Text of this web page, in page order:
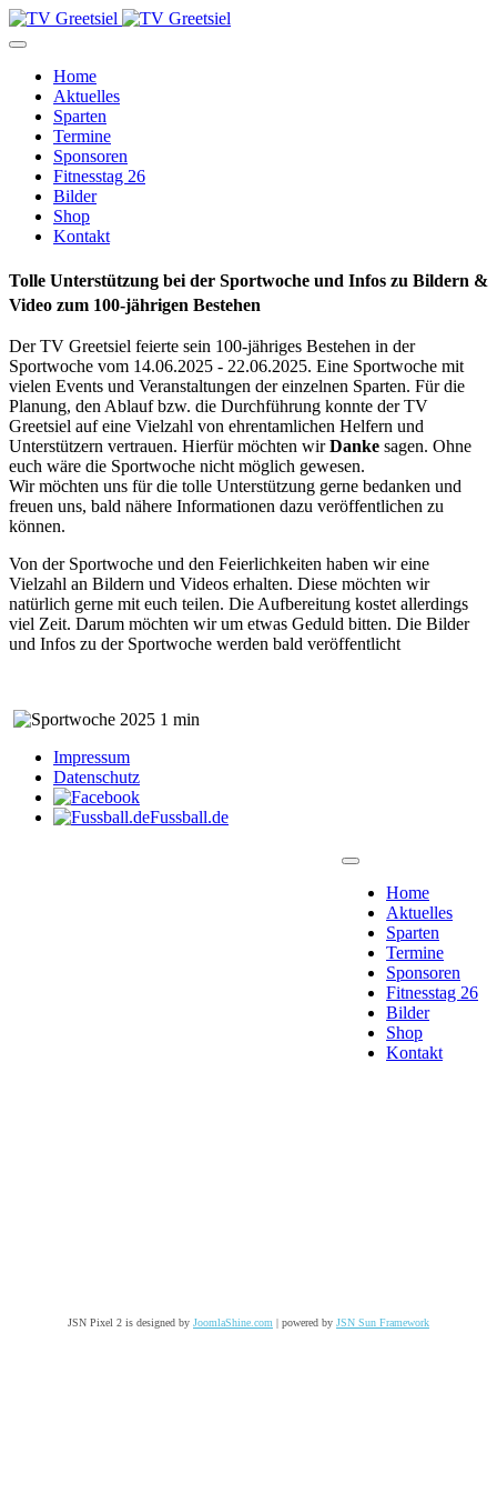
Home
Aktuelles
Sparten
Termine
Sponsoren
Fitnesstag 26
Bilder
Shop
Kontakt
Tolle Unterstützung bei der Sportwoche und Infos zu Bildern &
Video zum 100-jährigen Bestehen
Der TV Greetsiel feierte sein 100-jähriges Bestehen in der
Sportwoche vom 14.06.2025 - 22.06.2025. Eine Sportwoche mit
vielen Events und Veranstaltungen der einzelnen Sparten. Für die
Planung, den Ablauf bzw. die Durchführung konnte der TV
Greetsiel auf eine Vielzahl von ehrentamlichen Helfern und
Unterstützern vertrauen. Hierfür möchten wirDanke sagen. Ohne
euch wäre die Sportwoche nicht möglich gewesen.
Wir möchten uns für die tolle Unterstützung gerne bedanken und
freuen uns, bald nähere Informationen dazu veröffentlichen zu
können.
Von der Sportwoche und den Feierlichkeiten haben wir eine
Vielzahl an Bildern und Videos erhalten. Diese möchten wir
natürlich gerne mit euch teilen. Die Aufbereitung kostet allerdings
viel Zeit. Darum möchten wir um etwas Geduld bitten. Die Bilder
und Infos zu der Sportwoche werden bald veröffentlicht
Impressum
Datenschutz
Fussball.de
Home
Aktuelles
Sparten
Termine
Sponsoren
Fitnesstag 26
Bilder
Shop
Kontakt
JSN Pixel 2 is designed by JoomlaShine.com | powered by JSN Sun Framework